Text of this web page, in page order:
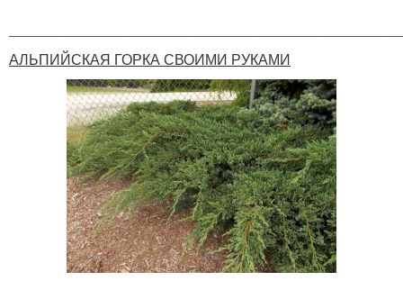
АЛЬПИЙСКАЯ ГОРКА СВОИМИ РУКАМИ